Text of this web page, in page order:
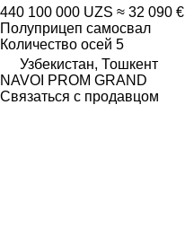
440 100 000 UZS ≈ 32 090 €
Полуприцеп самосвал
Количество осей 5
Узбекистан, Тошкент
NAVOI PROM GRAND
Связаться с продавцом